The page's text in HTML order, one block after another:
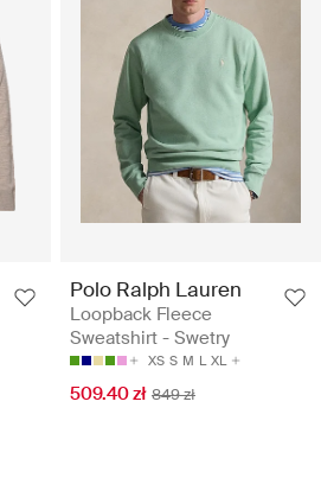
Polo Ralph Lauren
Loopback Fleece
Sweatshirt - Swetry
XS S M L XL
509.40 zł 849 zł